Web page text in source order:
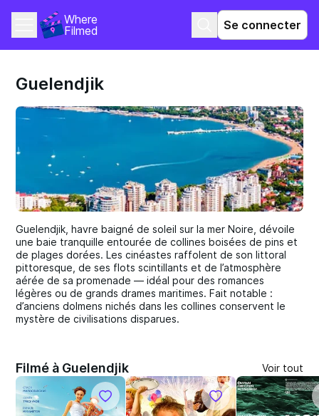
Where
Filmed
Se connecter
Guelendjik
Guelendjik, havre baigné de soleil sur la mer Noire, dévoile
une baie tranquille entourée de collines boisées de pins et
de plages dorées. Les cinéastes raffolent de son littoral
pittoresque, de ses flots scintillants et de l’atmosphère
aérée de sa promenade — idéal pour des romances
légères ou de grands drames maritimes. Fait notable :
d’anciens dolmens nichés dans les collines conservent le
mystère de civilisations disparues.
Filmé à Guelendjik Voir tout